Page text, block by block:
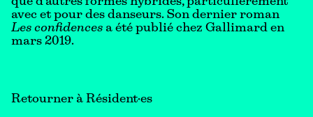
avec et pour des danseurs. Son dernier roman
Les confidences a été publié chez Gallimard en
mars 2019.
Retourner à Résident·es